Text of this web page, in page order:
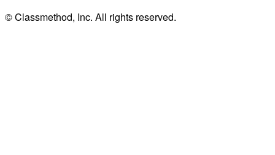
© Classmethod, Inc. All rights reserved.